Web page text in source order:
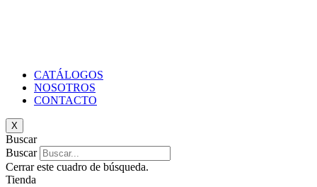
CATÁLOGOS
NOSOTROS
CONTACTO
X
Buscar
Buscar
Cerrar este cuadro de búsqueda.
Tienda